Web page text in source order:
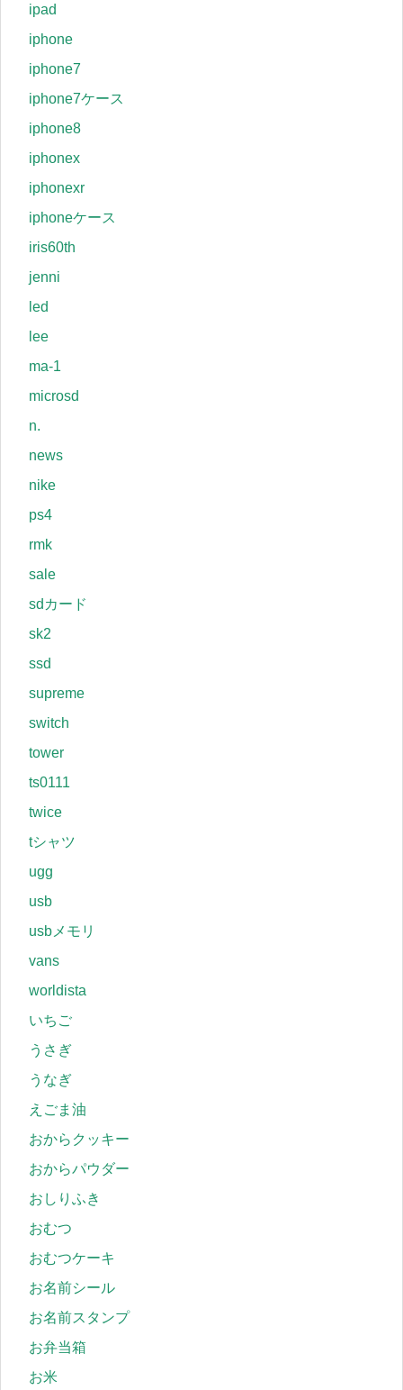
ipad
iphone
iphone7
iphone7ケース
iphone8
iphonex
iphonexr
iphoneケース
iris60th
jenni
led
lee
ma-1
microsd
n.
news
nike
ps4
rmk
sale
sdカード
sk2
ssd
supreme
switch
tower
ts0111
twice
tシャツ
ugg
usb
usbメモリ
vans
worldista
いちご
うさぎ
うなぎ
えごま油
おからクッキー
おからパウダー
おしりふき
おむつ
おむつケーキ
お名前シール
お名前スタンプ
お弁当箱
お米